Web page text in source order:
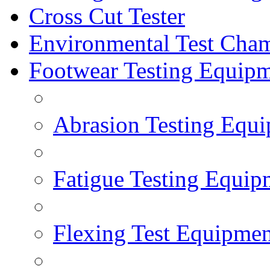
Cross Cut Tester
Environmental Test
Footwear Testing
Abrasion Testing
Fatigue Testing
Flexing Test